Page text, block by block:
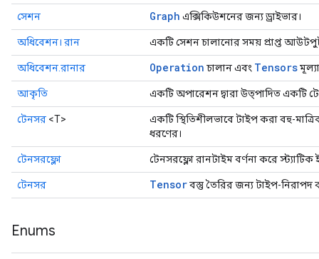
সেশন Graph এক্সিকিউশনের জন্য ড্রাইভার।
অধিবেশন। রান একটি সেশন চালানোর সময় প্রাপ্ত
অধিবেশন.রানার Operation চালান এবং Tensors
আকৃতি একটি অপারেশন দ্বারা উত্পাদিত
টেনসর <T>
একটি স্থিতিশীলভাবে টাইপ করা বহু-
ধরণের।
টেনসরফ্লো টেনসরফ্লো রানটাইম বর্ণনা করে স্ট্যাটিক
টেনসর Tensorবস্তু তৈরির জন্য টাইপ-নিরাপদ
Enums